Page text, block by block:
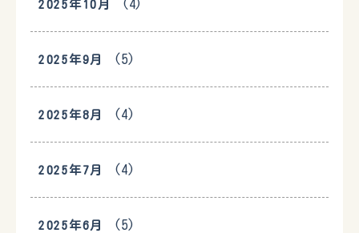
2025年10月 (4)
2025年9月 (5)
2025年8月 (4)
2025年7月 (4)
2025年6月 (5)